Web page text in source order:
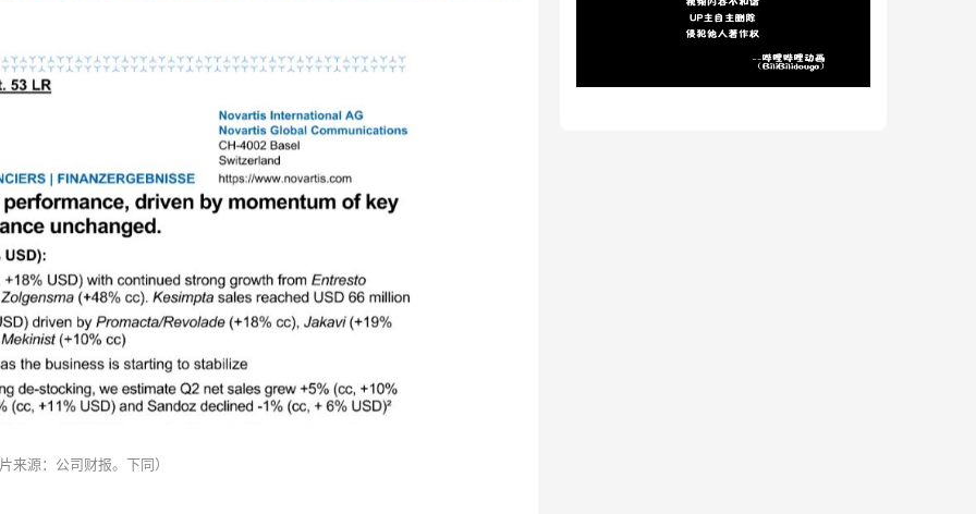
来源：公司财报。下同）